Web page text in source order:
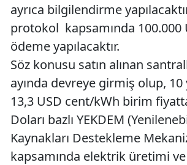
ayrıca bilgilendirme
protokol kapsamında 100.000
ödeme yapılacaktır.
Söz konusu satın alınan
ayında devreye girmiş olup, 10
13,3 USD cent/kWh birim
Doları bazlı YEKDEM
Kaynakları Destekleme
kapsamında elektrik üretimi ve